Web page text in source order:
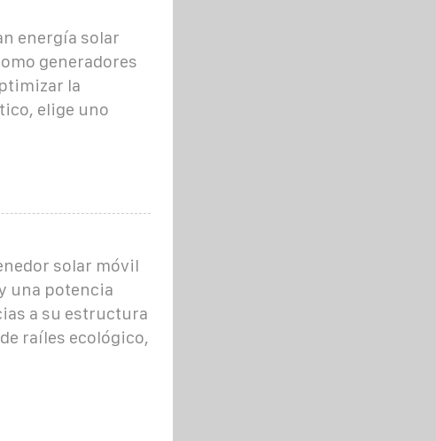
energía solar
generadores
la
elige uno
solar móvil
una potencia
a su estructura
raíles ecológico,